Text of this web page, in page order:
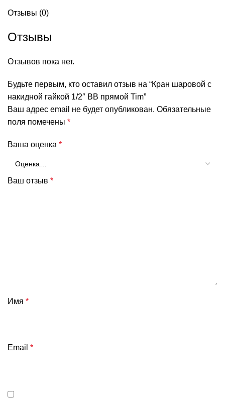
Отзывы (0)
Отзывы
Отзывов пока нет.
Будьте первым, кто оставил отзыв на “Кран шаровой с
накидной гайкой 1/2″ ВВ прямой Tim”
Ваш адрес email не будет опубликован. Обязательные
поля помечены *
Ваша оценка *
Ваш отзыв *
Имя *
Email *